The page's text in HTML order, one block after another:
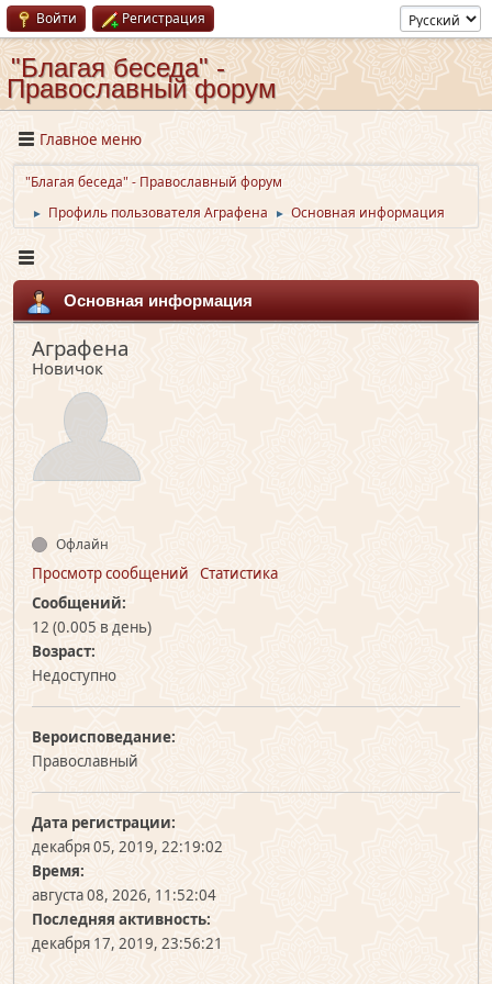
Войти Регистрация
"Благая беседа" -
Православный форум
Главное меню
"Благая беседа" - Православный форум
► Профиль пользователя Аграфена ► Основная информация
Основная информация
Аграфена
Новичок
Офлайн
Просмотр сообщений
Статистика
Сообщений:
12 (0.005 в день)
Возраст:
Недоступно
Вероисповедание:
Православный
Дата регистрации:
декабря 05, 2019, 22:19:02
Время:
августа 08, 2026, 11:52:04
Последняя активность:
декабря 17, 2019, 23:56:21